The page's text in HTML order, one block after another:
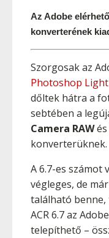
Az Adobe
konverterének
Szorgosak az
Photoshop
dőltek hátra a
sebtében a
Camera RAWés
konverterüknek.
A 6.7-es számot
végleges, de
található benne,
ACR 6.7 az
telepíthető –